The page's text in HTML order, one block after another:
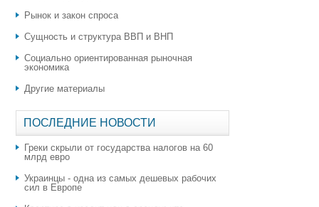
Рынок и закон спроса
Сущность и структура ВВП и ВНП
Социально ориентированная рыночная
экономика
Другие материалы
ПОСЛЕДНИЕ НОВОСТИ
Греки скрыли от государства налогов на 60
млрд евро
Украинцы - одна из самых дешевых рабочих
сил в Европе